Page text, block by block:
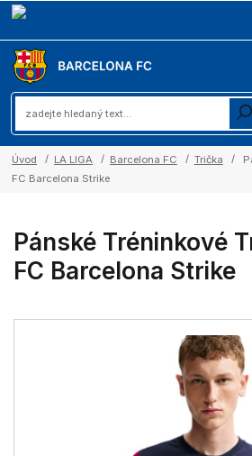
Úvod LA LIGA Barcelona FC Trička
FC Barcelona Strike
Pánské Tréninkové
FC Barcelona Strike